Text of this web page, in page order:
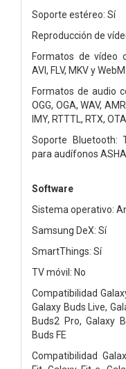
Soporte estéreo: Sí
Reproducción de
Formatos de vídeo
AVI, FLV, MKV y WebM
Formatos de audio
OGG, OGA, WAV,
IMY, RTTTL, RTX,
Soporte Bluetooth:
para audífonos ASHA
Software
Sistema operativo:
Samsung DeX: Sí
SmartThings: Sí
TV móvil: No
Compatibilidad
Galaxy Buds Live,
Buds2 Pro, Galaxy
Buds FE
Compatibilidad